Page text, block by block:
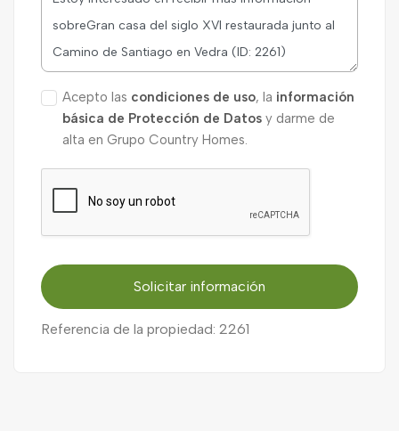
Acepto las condiciones de uso, la información
básica de Protección de Datos y darme de
alta en Grupo Country Homes.
Solicitar información
Referencia de la propiedad: 2261